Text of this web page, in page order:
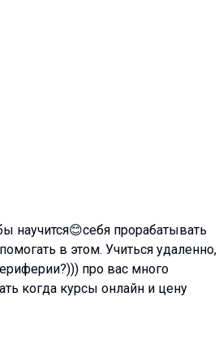
научится😊себя прорабатывать
в этом. Учиться удаленно,
про вас много
когда курсы онлайн и цену